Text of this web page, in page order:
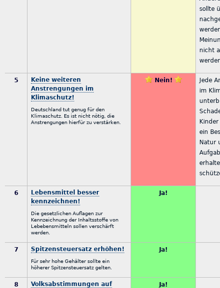
sollte
nicht
5
Keine weiteren
Anstrengungen im
Klimaschutz!
Deutschland tut genug für den
Klimaschutz. Es ist nicht nötig, die
Anstrengungen hierfür zu verstärken.
Nein!
Jede
im
ein
Natur
6
Lebensmittel besser
kennzeichnen!
Die gesetzlichen Auflagen zur
Kennzeichnung der Inhaltsstoffe von
Lebebensmitteln sollen verschärft
werden.
Ja!
7 Spitzensteuersatz erhöhen!
Für sehr hohe Gehälter sollte ein
höherer Spitzensteuersatz gelten.
Ja!
8
Volksabstimmungen auf
Ja!